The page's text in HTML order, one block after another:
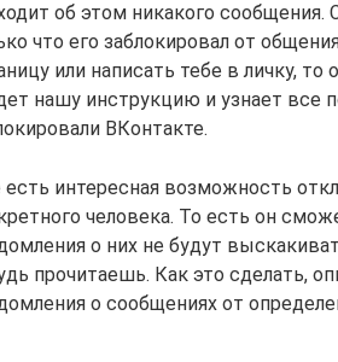
об этом никакого
что его заблокировал от
или написать тебе в личку,
нашу инструкцию и узнает все
ВКонтакте.
есть интересная возможность
человека. То есть он
о них не будут
прочитаешь. Как это сделать,
о сообщениях от